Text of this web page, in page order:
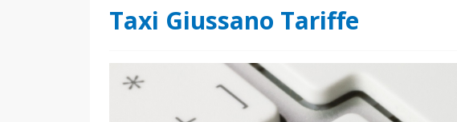
Taxi Giussano Tariffe